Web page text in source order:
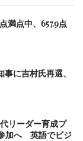
満点中、657.9点
に吉村氏再選、
リーダー育成プ
加へ 英語でビジ